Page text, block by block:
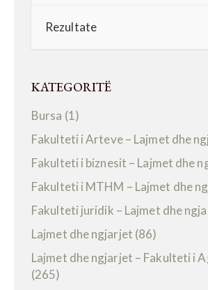
Rezultate
KATEGORITË
Bursa (1)
Fakulteti i Arteve – Lajmet dhe
Fakulteti i biznesit – Lajmet dhe
Fakulteti i MTHM – Lajmet dhe
Fakulteti juridik – Lajmet dhe
Lajmet dhe ngjarjet (86)
Lajmet dhe ngjarjet – Fakulteti i
(265)